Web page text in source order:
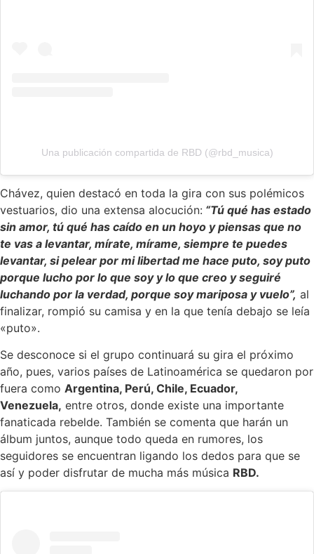
Una publicación compartida de RBD (@rbd_musica)
Chávez, quien destacó en toda la gira con sus polémicos
vestuarios, dio una extensa alocución: “Tú qué has estado
sin amor, tú qué has caído en un hoyo y piensas que no
te vas a levantar, mírate, mírame, siempre te puedes
levantar, si pelear por mi libertad me hace puto, soy puto
porque lucho por lo que soy y lo que creo y seguiré
luchando por la verdad, porque soy mariposa y vuelo”, al
finalizar, rompió su camisa y en la que tenía debajo se leía
«puto».
Se desconoce si el grupo continuará su gira el próximo
año, pues, varios países de Latinoamérica se quedaron por
fuera como Argentina, Perú, Chile, Ecuador,
Venezuela, entre otros, donde existe una importante
fanaticada rebelde. También se comenta que harán un
álbum juntos, aunque todo queda en rumores, los
seguidores se encuentran ligando los dedos para que se
así y poder disfrutar de mucha más música RBD.